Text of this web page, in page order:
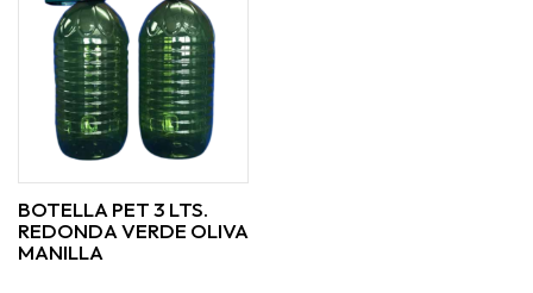
BOTELLA PET 3 LTS.
REDONDA VERDE OLIVA
MANILLA